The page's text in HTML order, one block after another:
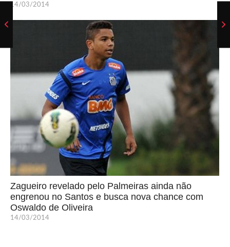
14/03/2014
Zagueiro revelado pelo Palmeiras ainda não
engrenou no Santos e busca nova chance com
Oswaldo de Oliveira
14/03/2014